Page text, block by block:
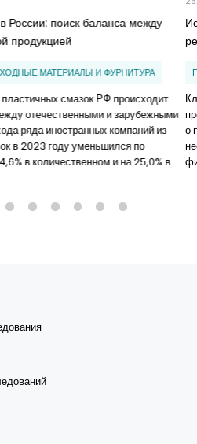
России: поиск баланса между
продукцией
МАТЕРИАЛЫ И ФУРНИТУРА
смазок РФ происходит
отечественными и зарубежными
ряда иностранных компаний из
в 2023 году уменьшился по
в количественном и на 25,0% в
о